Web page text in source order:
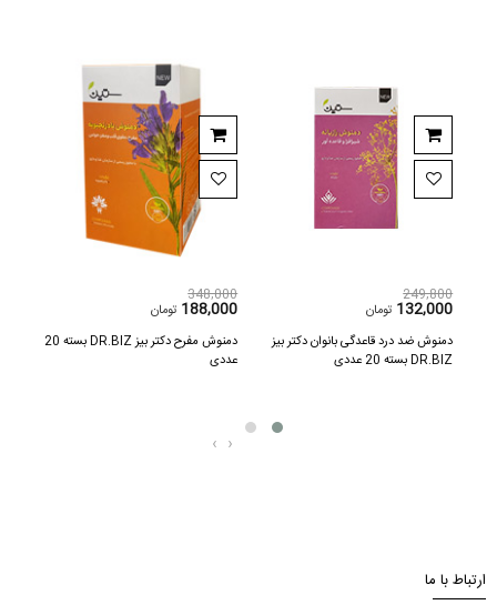
348,000
188,000 تومان
دمنوش مفرح دکتر بیز DR.BIZ بسته 20
عددی
249,800
132,000 تومان
دمنوش ضد درد قاعدگی بانوان دکتر بیز
DR.BIZ بسته 20 عددی
‹ ›
ارتباط با ما